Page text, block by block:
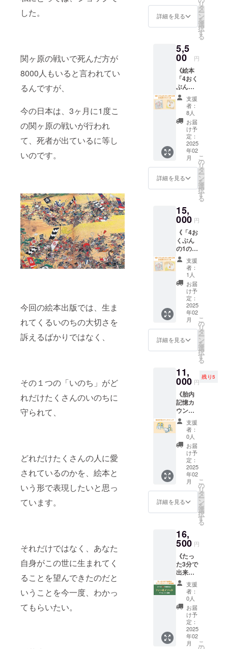
した。
関ヶ原の戦いで死んだ方が
8000人もいると言われてい
るんですが、
今の日本は、3ヶ月に1度こ
の関ヶ原の戦いが行われ
て、死者が出ているに等し
いのです。
今回の絵本出版では、生ま
れてくるいのちの大切さを
訴えるばかりではなく、
その１つの「いのち」がど
れだけたくさんのいのちに
守られて、
どれだけたくさんの人に愛
されているのかを、絵本と
いう形で表現したいと思っ
ています。
それだけではなく、あなた
自身がこの世に生まれてく
ることを望んできたのだと
いうことを今一度、わかっ
てもらいたい。
【セッ
ション
参加期
間】 ク
ファン
ディン
グ終了
から１
年間
は事前
にご相
談くだ
さい
可能期
限】 ク
ラウド
ファン
ディン
グ終了
から1年
間
ロ
ル あな
た本来
を再発
見！ 魅
力発見
似顔絵
師あさ
みで
す。 コ
ンプ
レック
スと思
い込ん
でいた
こと
が、実
はあな
たの
『魅
力』
だった
にはそ
の人と
なりが
表れま
す。
目、
鼻、口
の特徴
などで
性格や
気質が
わかる
人相
学。 そ
の人相
学に似
顔絵師
の観察
眼を組
せ、あ
なたの
顔に秘
められ
た長
所、強
みを発
見する
魅力発
見似顔
絵師の
あさみ
です。
どんな
に隠し
ても、
わかっ
てしま
うあな
力。 あ
なたの
コンプ
レック
スを魅
力に変
える似
顔絵の
世界を
体験し
ません
か？
【制作
可能期
間】 ク
のイ
メージ
ドール
のおお
よその
サイズ
と重さ
・高さ
20cm
横幅 23
㎝（手
を広げ
た際の
大き
さ）厚
さ3cm /
重さ
内 ※手
作り
にて一
体、一
体サイ
ズや重
さは異
なりま
す ※制
作期間
1体につ
き1ヶ月
目安 ◇
プロ
フィー
ル ドー
ル作り
24年
ドール
オー
ダー販
師 ☆受
賞歴☆
ラガ
ディア
ン＆ア
ンディ
ドール
部門3回
受賞 ユ
ザワヤ
創作大
賞3回受
賞 茨城
新聞、
読売タ
ウン
ニュー
ス掲載
【制作
限】 ク
ラウド
ファン
ディン
グ終了
から1年
間
ら1年間
2025年
1月（予
ンディ
ング実
施にあ
たり出
版社の
許可を
得てお
ります
※ 画像
はイ
メージ
です
（外観
や仕様
は変更
になる
場合が
料込み
◇ えほ
んにつ
いて サ
148mm
×148m
m 正方
形 出版
社：い
しだえ
ほん
（自費
出版）
ページ
数：24
ページ /
カラー
発売日
2025年
1月（予
定） ※
ング実
施にあ
たり出
版社の
許可を
得てお
ります
※ 画像
はイ
メージ
です
（外観
や仕様
は変更
になる
場合が
ありま
詳細を見る
リ
タ
ー
ン
を
選
択
す
る
5,5
00 円
《絵本
「4おく
ぶんの1
のいの
ち」1冊
と「お
名前ぽ
む」》
[内容]
・絵本
を1冊お
届けし
ます ・
お名前
ぽえむ1
届けし
ます ・
国内送
料込み
◇ えほ
んにつ
いて サ
イズ：
148mm
×148m
m 正方
形 出版
社：い
しだえ
ほん
（自費
出版）
カラー
発売日
2025年
1月（予
定） ◇
お名前
ぽえむ
につい
て ます
みんが
心をこ
めて、
あなた
の人柄
や年齢
などを
考慮し
と似顔
絵を描
します
サイ
ズ：
136ｍｍ
×120ｍ
ラウド
ファン
ディン
グ実施
にあた
支援
者：
8人
お届
け予
定：
2025
年02
月
詳細を見る
こ
の
リ
タ
ー
ン
を
選
択
す
る
15,
000 円
《「4お
くぶん
の1のい
のち」3
冊と
「お名
前ぽえ
む」》
[内容]
・絵本
を3冊お
届けし
ます ・
お名前
ぽえむ1
枚をお
ます ・
国内送
料込み
◇ えほ
んにつ
いて サ
イズ：
148mm
×148m
m 正方
形 出版
社：い
しだえ
ほん
（自費
出版）
ページ
発売日
2025年
1月（予
定） ◇
お名前
ぽえむ
につい
て ます
みんが
心をこ
めて、
あなた
の人柄
や年齢
支援
者：
1人
お届
け予
定：
2025
年02
月
詳細を見る
こ
の
リ
タ
ー
ン
を
選
択
す
る
11,
000 円
残り5
《胎内
記憶カ
ウンセ
リング
オンラ
イン参
加権》
子育
て、
パート
ナシッ
プ、妊
活でお
悩みの
方にカ
ウンセ
を行っ
ていま
す [内
容] ・オ
ンライ
ンで行
う60分
のカウ
ンセリ
ングへ
参加期
限中に1
回ご参
加いた
だけま
支援
者：
0人
お届
け予
定：
2025
年02
月
詳細を見る
こ
の
リ
タ
ー
ン
を
選
択
す
る
16,
500 円
《たっ
た3分で
出来る
ファン
化メ
ソッド
オンラ
イン参
加権》
[内容]
・オン
ライン
支援
者：
0人
お届
け予
定：
2025
年02
月
こ
の